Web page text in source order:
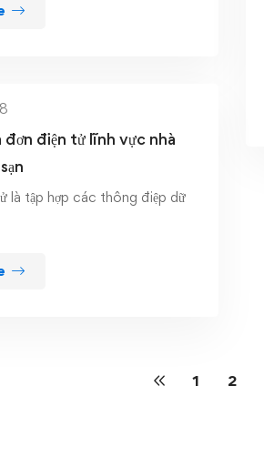
điện tử lĩnh vực nhà
là tập hợp các thông điệp dữ
1 2